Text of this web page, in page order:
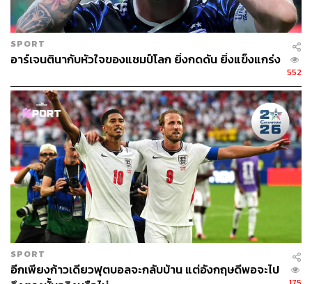
SPORT
อาร์เจนตินากับหัวใจของแชมป์โลก ยิ่งกดดัน ยิ่งแข็งแกร่ง
552
SPORT
อีกเพียงก้าวเดียวฟุตบอลจะกลับบ้าน แต่อังกฤษดีพอจะไป